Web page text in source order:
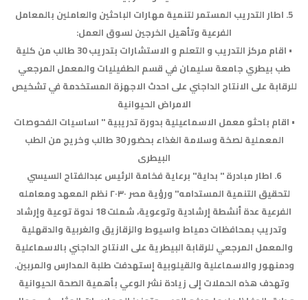
5. اطار التدريب المستمر لتنمية مهارات الباحثين والعاملين بالمعامل
الفرعية وتأهيل الخرجين لسوق العمل:
• اقام مركز التدريب و التعلم و الاستشارات بتدريب 30 طالب من كلية
طب بيطري جامعة سليمان في قسم الطفيليات والمعمل المرجعي
للرقابة على الانتاج الداجني على احدث الاجهزة المستخدمة في تشخيص
الامراض الحيوانية
• اقام باحثو معمل الاسماعيلية بدورة تدريبية " اساسيات الفحوصات
المعملية لصخة وسلامة الغذاء بحضور 30 طالب وخريج من الطب
البيطرى
6. اطار مبادرة " بداية" برعاية فخامة الرئيس عبدالفتاح السيسي
لتحقيق التنمية المستدامه" ورؤية مصر ٢٠٣٠ نظم المعهد ومعامله
الفرعية عدة أنشطة إرشادية وتوعوية، شملت 18 ندوة توعية وإرشاد
وتدريب بمحافظات دمياط واسيوط والزقازيق والغربية والدقهلية
والمعمل المرجعي للرقابة البيطرية على الانتاج الداجني بالاسماعلية
ودمنهور والاسماعلية والقيلوبية إستهدفت طلبة المدارس والمربين.
وتهدف هذه الحملات إلى زيادة نشر الوعي بأهمية الصحة الحيوانية